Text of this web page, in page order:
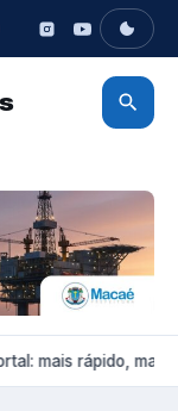
mais rápido, mais